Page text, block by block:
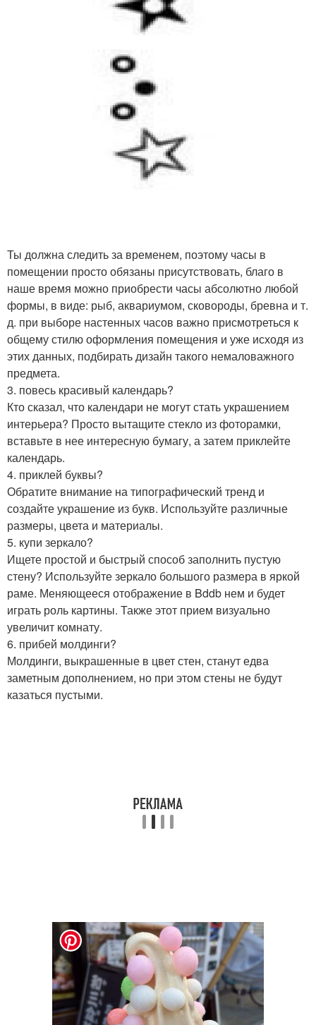
Ты должна следить за временем, поэтому часы в
помещении просто обязаны присутствовать, благо в
наше время можно приобрести часы абсолютно любой
формы, в виде: рыб, аквариумом, сковороды, бревна и т.
д. при выборе настенных часов важно присмотреться к
общему стилю оформления помещения и уже исходя из
этих данных, подбирать дизайн такого немаловажного
предмета.
3. повесь красивый календарь?
Кто сказал, что календари не могут стать украшением
интерьера? Просто вытащите стекло из фоторамки,
вставьте в нее интересную бумагу, а затем приклейте
календарь.
4. приклей буквы?
Обратите внимание на типографический тренд и
создайте украшение из букв. Используйте различные
размеры, цвета и материалы.
5. купи зеркало?
Ищете простой и быстрый способ заполнить пустую
стену? Используйте зеркало большого размера в яркой
раме. Меняющееся отображение в Bddb нем и будет
играть роль картины. Также этот прием визуально
увеличит комнату.
6. прибей молдинги?
Молдинги, выкрашенные в цвет стен, станут едва
заметным дополнением, но при этом стены не будут
казаться пустыми.